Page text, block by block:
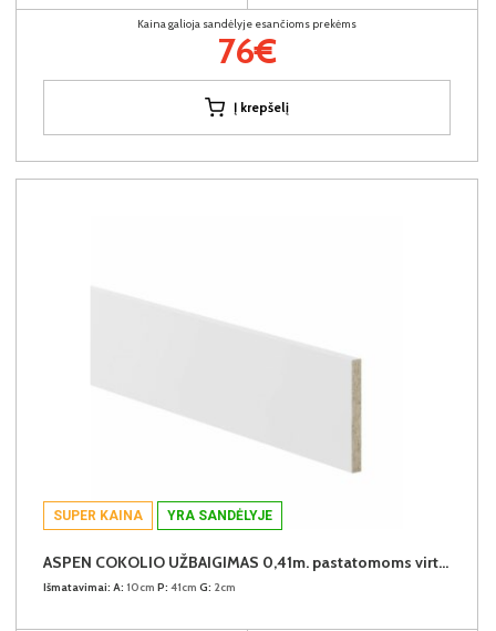
Kaina galioja sandėlyje esančioms prekėms
76€
Į krepšelį
SUPER KAINA YRA SANDĖLYJE
ASPEN COKOLIO UŽBAIGIMAS 0,41m. pastatomoms virtuvės spintelėms (komplekte - 2vnt.) (Baltas)
Išmatavimai: A: 10cm P: 41cm G: 2cm